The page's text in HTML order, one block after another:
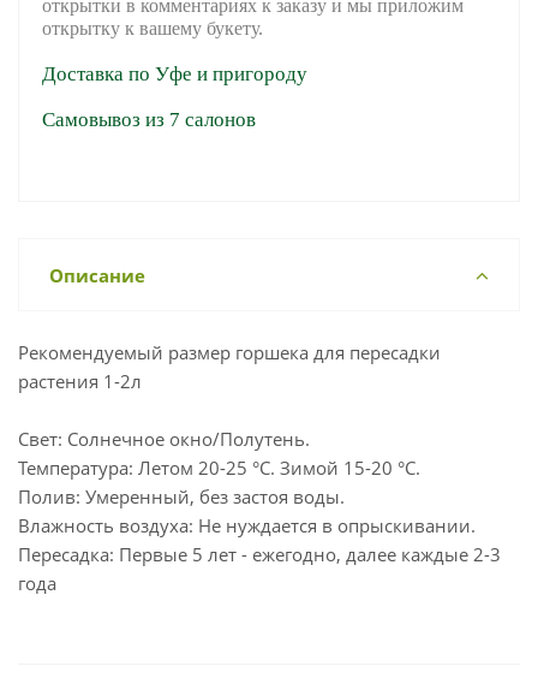
открытки в комментариях к заказу и мы приложим
открытку к вашему букету.
Доставка по Уфе и пригороду
Самовывоз из 7 салонов
Описание
Рекомендуемый размер горшека для пересадки
растения 1-2л
Свет: Солнечное окно/Полутень.
Температура: Летом 20-25 °С. Зимой 15-20 °С.
Полив: Умеренный, без застоя воды.
Влажность воздуха: Не нуждается в опрыскивании.
Пересадка: Первые 5 лет - ежегодно, далее каждые 2-3
года